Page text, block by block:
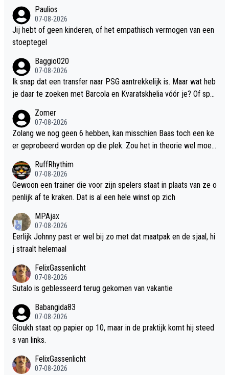
Paulios
07-08-2026
Jij hebt of geen kinderen, of het empathisch vermogen van een
stoeptegel
Baggio020
07-08-2026
Ik snap dat een transfer naar PSG aantrekkelijk is. Maar wat heb
je daar te zoeken met Barcola en Kvaratskhelia vóór je? Of spe
erde linksbuiten? Of denkt hij oprecht dat hij één van die twee e
ruit kan spelen? Ik snap voetballers soms gewoon niet. Ik denk
dat nog een jaar bij Ajax perfect zou zijn voor Mika. Hopelijk ka
n ver komen in de Conference League. Dan stap je volgens mij t
och op een heel andere manier binnen bij een topclub.
Zomer
07-08-2026
Zolang we nog geen 6 hebben, kan misschien Baas toch een ke
er geprobeerd worden op die plek. Zou het in theorie wel moet
hem te zijn.
RuffRhythim
07-08-2026
Gewoon een trainer die voor zijn spelers staat in plaats van ze o
penlijk af te kraken. Dat is al een hele winst op zich
MPAjax
07-08-2026
Eerlijk Johnny past er wel bij zo met dat maatpak en de sjaal, hi
j straalt helemaal
FelixGassenlicht
07-08-2026
Sutalo is geblesseerd terug gekomen van vakantie
Babangida83
07-08-2026
Gloukh staat op papier op 10, maar in de praktijk komt hij steed
s van links.
FelixGassenlicht
07-08-2026